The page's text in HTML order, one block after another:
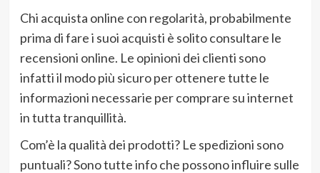
Chi acquista online con regolarità, probabilmente
prima di fare i suoi acquisti è solito consultare le
recensioni online. Le opinioni dei clienti sono
infatti il modo più sicuro per ottenere tutte le
informazioni necessarie per comprare su internet
in tutta tranquillità.
Com’è la qualità dei prodotti? Le spedizioni sono
puntuali? Sono tutte info che possono influire sulle